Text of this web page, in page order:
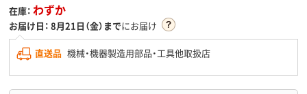
在庫： わずか
お届け日： 8月21日（金）までにお届け
直送品 機械・機器製造用部品・工具他取扱店